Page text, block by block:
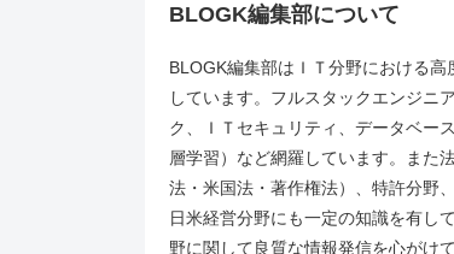
BLOGK編集部について
BLOGK編集部はＩＴ分野における高
しています。フルスタックエンジニ
ク、ＩＴセキュリティ、データベー
層学習）など網羅しています。また
法・米国法・著作権法）、特許分野
日米経営分野にも一定の知識を有し
野に関して良質な情報発信を心がけて